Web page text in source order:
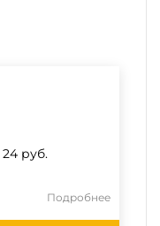
24 руб.
Подробнее